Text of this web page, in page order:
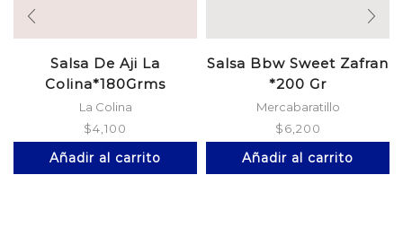
Salsa De Aji La
Colina*180Grms
La Colina
$4,100
Añadir al carrito
Salsa Bbw Sweet Zafran
*200 Gr
Mercabaratillo
$6,200
Añadir al carrito